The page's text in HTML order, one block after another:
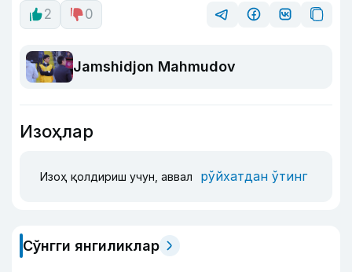
2
0
Jamshidjon Mahmudov
Изоҳлар
Изоҳ қолдириш учун, аввал рўйхатдан ўтинг
Сўнгги янгиликлар